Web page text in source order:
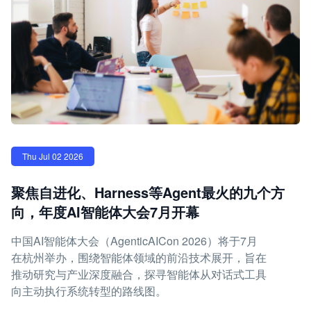
Thu Jul 02 2026
聚焦自进化、Harness等Agent最火的九个方
向，年度AI智能体大会7月开幕
中国AI智能体大会（AgenticAICon 2026）将于7月
在杭州举办，围绕智能体领域的前沿技术展开，旨在
推动研究与产业深度融合，探寻智能体从对话式工具
向主动执行系统转型的路线图。